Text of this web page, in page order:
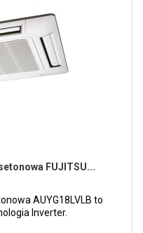
FUJITSU...
AUYG18LVLB to
Inverter.